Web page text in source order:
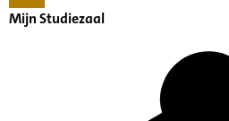
Mijn Studiezaal